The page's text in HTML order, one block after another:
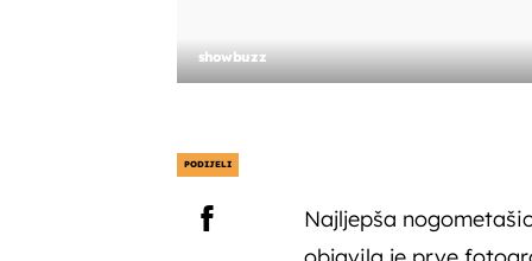
showbuzz
PODIJELI
Najljepša